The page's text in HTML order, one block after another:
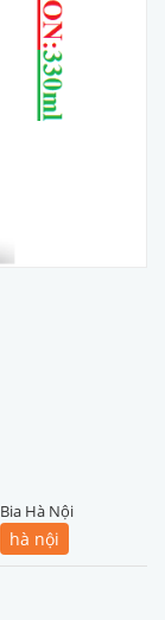
Bia Hà Nội
hà nội